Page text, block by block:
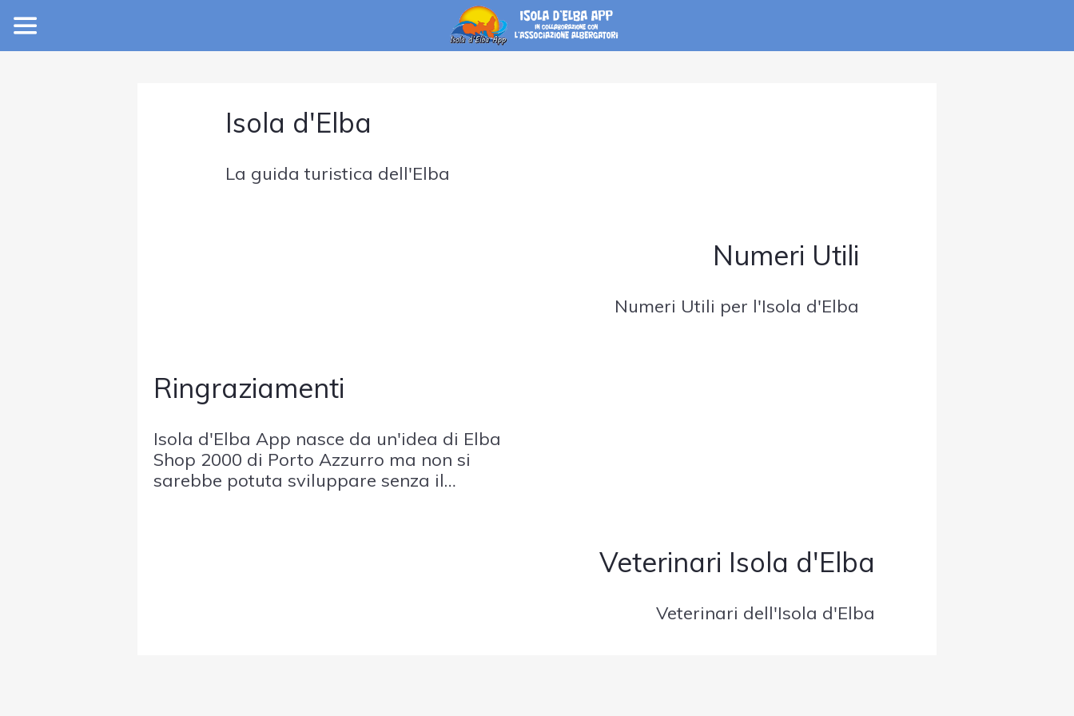
Isola d'Elba
La guida turistica dell'Elba
Numeri Utili
Numeri Utili per l'Isola d'Elba
Ringraziamenti
Isola d'Elba App nasce da un'idea di Elba
Shop 2000 di Porto Azzurro ma non si
sarebbe potuta sviluppare senza il
Veterinari Isola d'Elba
Veterinari dell'Isola d'Elba